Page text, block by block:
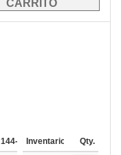
144-287 288 + Mas
Inventario Qty.